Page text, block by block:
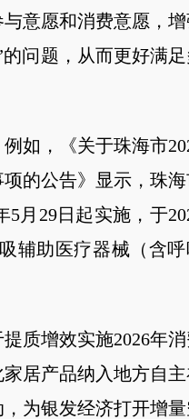
意愿和消费意愿，增
问题，从而更好满足
如，《关于珠海市
的公告》显示，珠
5月29日起实施，于
辅助医疗器械（含呼
质增效实施2026年
居产品纳入地方自
为银发经济打开增量